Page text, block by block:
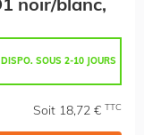
SOUS 2-10 JOURS
Soit 18,72 € TTC